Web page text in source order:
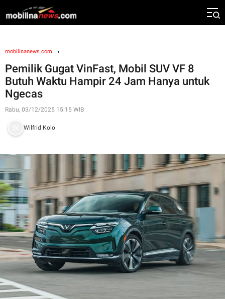
mobilinanews.com
Pemilik Gugat VinFast, Mobil SUV VF 8
Butuh Waktu Hampir 24 Jam Hanya untuk
Ngecas
Rabu, 03/12/2025 15:15 WIB
Wilfrid Kolo